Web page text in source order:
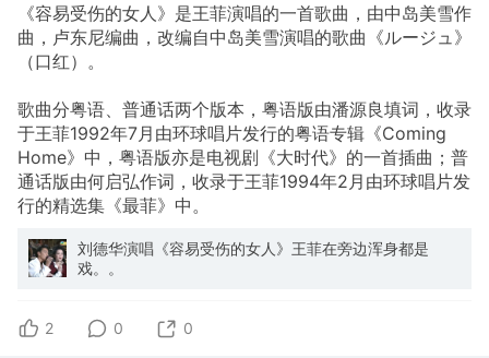
《容易受伤的女人》是王菲演唱的一首歌曲，由中岛美雪作
曲，卢东尼编曲，改编自中岛美雪演唱的歌曲《ルージュ》
（口红）。
歌曲分粤语、普通话两个版本，粤语版由潘源良填词，收录
于王菲1992年7月由环球唱片发行的粤语专辑《Coming
Home》中，粤语版亦是电视剧《大时代》的一首插曲；普
通话版由何启弘作词，收录于王菲1994年2月由环球唱片发
行的精选集《最菲》中。
刘德华演唱《容易受伤的女人》王菲在旁边浑身都是
戏。。
2 0 0